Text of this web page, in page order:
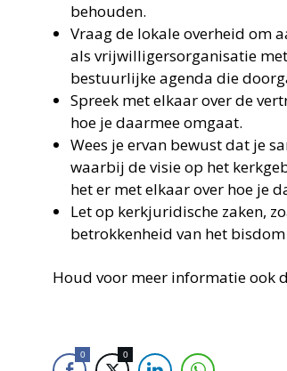
behouden.
Vraag de lokale overheid om
als vrijwilligersorganisatie
bestuurlijke agenda die
Spreek met elkaar over de
hoe je daarmee omgaat.
Wees je ervan bewust dat je
waarbij de visie op het
het er met elkaar over hoe je
Let op kerkjuridische zaken,
betrokkenheid van het
Houd voor meer informatie ook
0 0